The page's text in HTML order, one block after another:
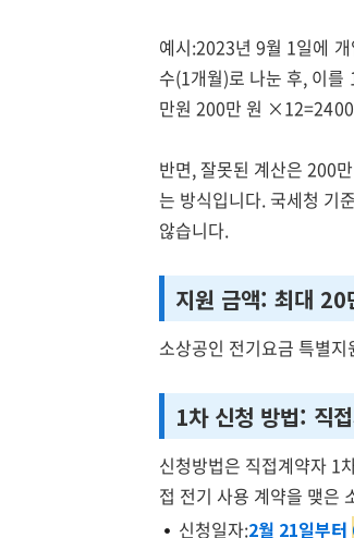
예시:2023년 9월 1일에
수(1개월)로 나눈 후, 이
만원 200만 원 ×12=2400
반면, 잘못된 계산은 200
는 방식입니다. 국세청 기
않습니다.
지원 금액: 최대 20
소상공인 전기요금 특별
1차 신청 방법: 직
신청방법은 직접계약자 1
접 전기 사용 계약을 맺은
신청일자:2월 21일부터